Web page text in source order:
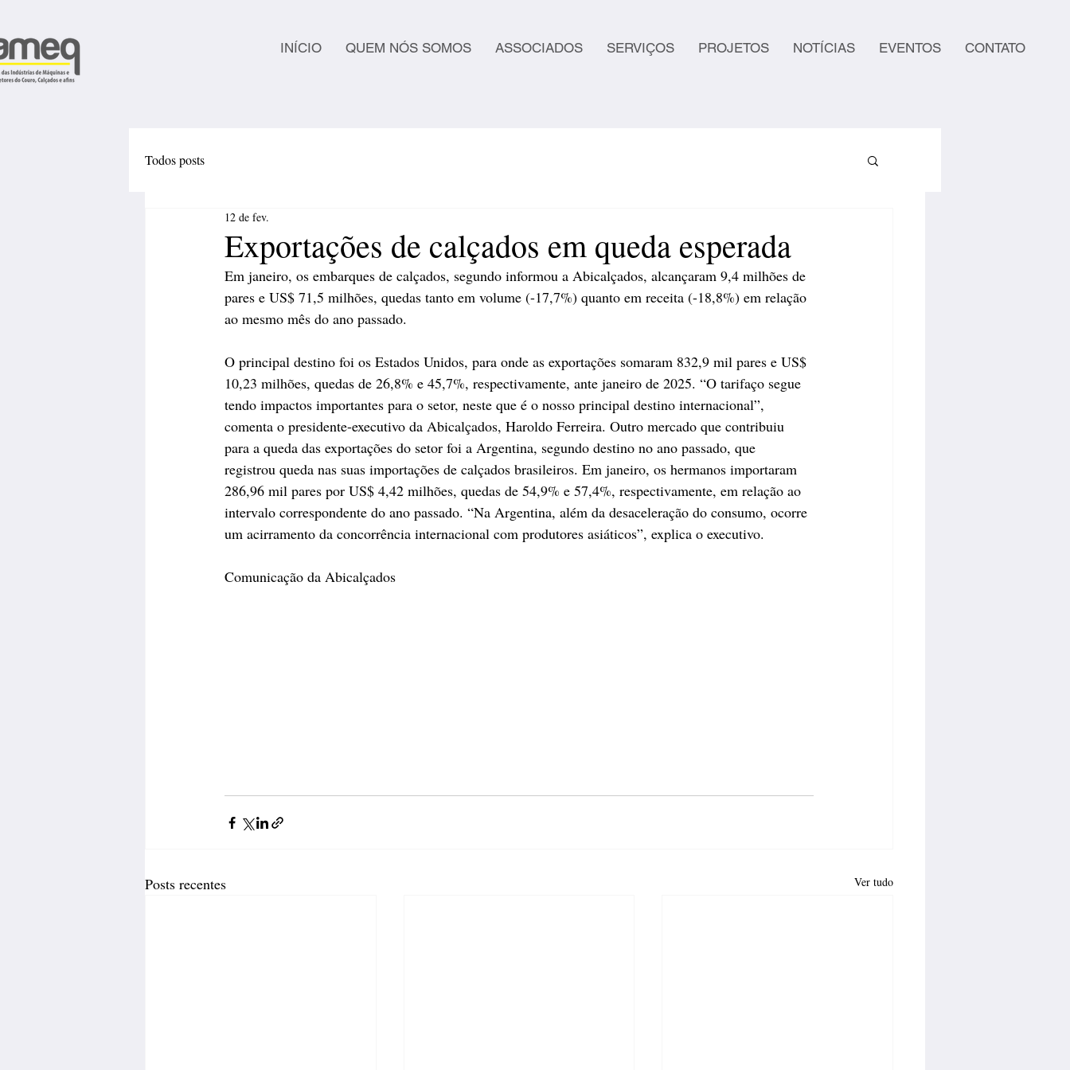
INÍCIO QUEM NÓS SOMOS ASSOCIADOS SERVIÇOS PROJETOS NOTÍCIAS EVENTOS CONTATO
Todos posts
Exportações de calçados em queda esperada
12 de fev.
Em janeiro, os embarques de calçados, segundo informou a Abicalçados, alcançaram 9,4 milhões de
pares e US$ 71,5 milhões, quedas tanto em volume (-17,7%) quanto em receita (-18,8%) em relação
ao mesmo mês do ano passado.
O principal destino foi os Estados Unidos, para onde as exportações somaram 832,9 mil pares e US$
10,23 milhões, quedas de 26,8% e 45,7%, respectivamente, ante janeiro de 2025. “O tarifaço segue
tendo impactos importantes para o setor, neste que é o nosso principal destino internacional”,
comenta o presidente-executivo da Abicalçados, Haroldo Ferreira. Outro mercado que contribuiu
para a queda das exportações do setor foi a Argentina, segundo destino no ano passado, que
registrou queda nas suas importações de calçados brasileiros. Em janeiro, os hermanos importaram
286,96 mil pares por US$ 4,42 milhões, quedas de 54,9% e 57,4%, respectivamente, em relação ao
intervalo correspondente do ano passado. “Na Argentina, além da desaceleração do consumo, ocorre
um acirramento da concorrência internacional com produtores asiáticos”, explica o executivo.
Comunicação da Abicalçados
Posts recentes Ver tudo